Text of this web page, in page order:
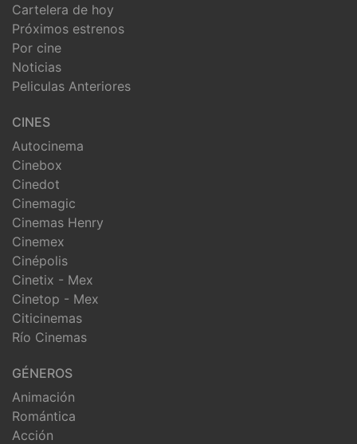
Cartelera de hoy
Próximos estrenos
Por cine
Noticias
Peliculas Anteriores
CINES
Autocinema
Cinebox
Cinedot
Cinemagic
Cinemas Henry
Cinemex
Cinépolis
Cinetix - Mex
Cinetop - Mex
Citicinemas
Río Cinemas
GÉNEROS
Animación
Romántica
Acción